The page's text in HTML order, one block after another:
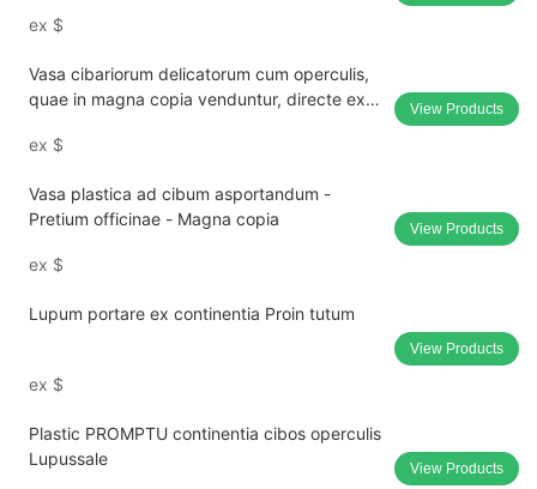
ex $
Vasa cibariorum delicatorum cum operculis,
quae in magna copia venduntur, directe ex
ex $
View Products
Vasa plastica ad cibum asportandum -
Pretium officinae - Magna copia
ex $
View Products
Lupum portare ex continentia Proin tutum
ex $
View Products
Plastic PROMPTU continentia cibos operculis
Lupussale
View Products